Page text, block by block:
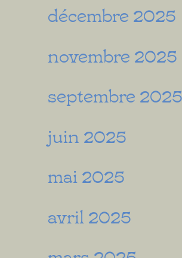
décembre 2025
novembre 2025
septembre 2025
juin 2025
mai 2025
avril 2025